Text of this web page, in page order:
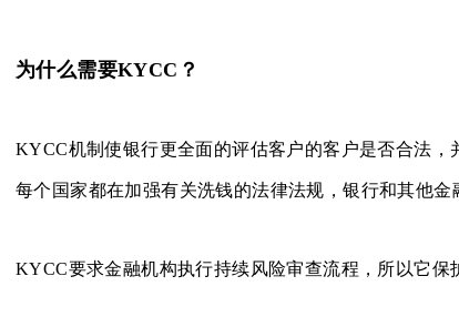
为什么需要KYCC？
KYCC机制使银行更全面的评估客户的客户是否合法，
每个国家都在加强有关洗钱的法律法规，银行和其他金
KYCC要求金融机构执行持续风险审查流程，所以它保